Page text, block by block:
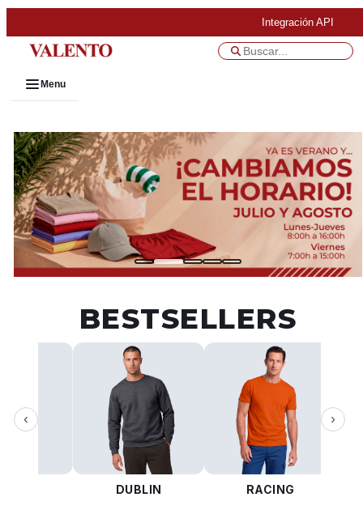
Integración API
Menu
BESTSELLERS
‹
DUBLIN RACING
›